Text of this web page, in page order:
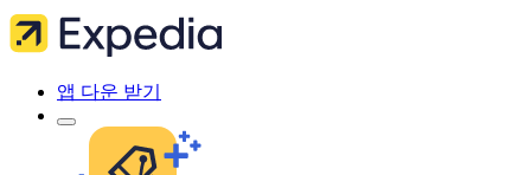
앱 다운 받기